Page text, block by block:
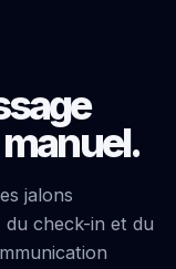
jalons
du check-in et du